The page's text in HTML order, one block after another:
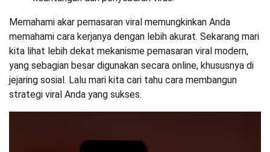
Memahami akar pemasaran viral memungkinkan Anda
memahami cara kerjanya dengan lebih akurat. Sekarang mari
kita lihat lebih dekat mekanisme pemasaran viral modern,
yang sebagian besar digunakan secara online, khususnya di
jejaring sosial. Lalu mari kita cari tahu cara membangun
strategi viral Anda yang sukses.